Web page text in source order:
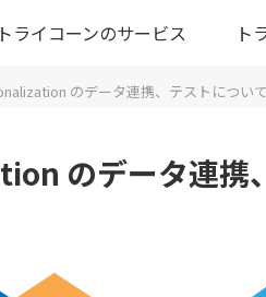
トライコーンのサービス ト
のデータ連携、テストについ
のデータ連携